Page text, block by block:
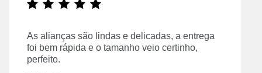
As alianças são lindas e delicadas, a entrega
foi bem rápida e o tamanho veio certinho,
perfeito.